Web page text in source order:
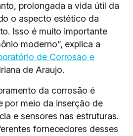
prolongada a vida útil da
o aspecto estético da
Isso é muito importante
moderno”, explica a
de Corrosão e
de Araujo.
da corrosão é
por meio da inserção de
e sensores nas estruturas.
fornecedores desses